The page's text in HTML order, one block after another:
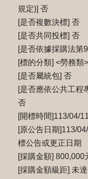
規定)] 否
[是否複數決標] 否
[是否共同投標] 否
[是否依據採購法第
[標的分類] <勞務類
[是否屬統包] 否
[是否應依公共工程
否
[開標時間]113/04/
[原公告日期]113/
標公告或更正日期
[採購金額] 800,000
[採購金額級距] 未